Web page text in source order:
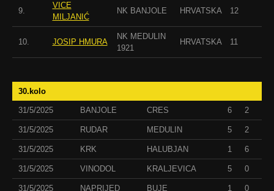
9.
VICE
MILJANIĆ
NK BANJOLE HRVATSKA 12
10. JOSIP HMURA
NK MEDULIN
1921
HRVATSKA 11
30.kolo
31/5/2025 BANJOLE CRES 6 2
31/5/2025 RUDAR MEDULIN 5 2
31/5/2025 KRK HALUBJAN 1 6
31/5/2025 VINODOL KRALJEVICA 5 0
31/5/2025 NAPRIJED BUJE 1 0